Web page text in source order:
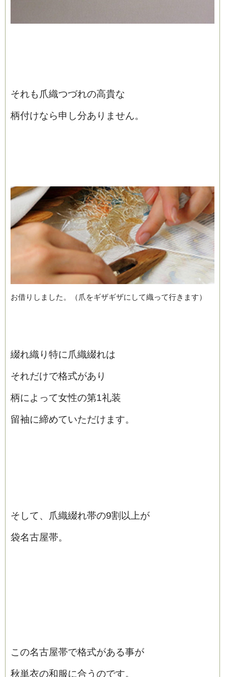
それも爪織つづれの高貴な
柄付けなら申し分ありません。
お借りしました。（爪をギザギザにして織って行きます）
綴れ織り特に爪織綴れは
それだけで格式があり
柄によって女性の第1礼装
留袖に締めていただけます。
そして、爪織綴れ帯の9割以上が
袋名古屋帯。
この名古屋帯で格式がある事が
秋単衣の和服に合うのです。